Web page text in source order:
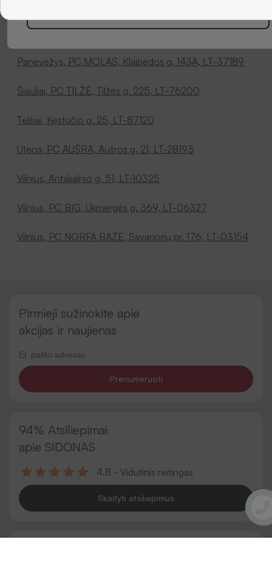
Marijampolė, PC IKI, Vytauto g. 48A, LT-68296
Panevėžys, PC MOLAS, Klaipėdos g. 143A, LT-37189
Šiauliai, PC TILŽĖ, Tilžės g. 225, LT-76200
Telšiai, Kęstučio g. 25, LT-87120
Utena, PC AUŠRA, Aušros g. 21, LT‑28193
Vilnius, Antakalnio g. 51, LT-10325
Vilnius, PC BIG, Ukmergės g. 369, LT-06327
Vilnius, PC NORFA BAZĖ, Savanorių pr. 176, LT-03154
Pirmieji sužinokite apie
akcijas ir naujienas
Prenumeruoti
94% Atsiliepimai
apie SIDONAS
4.8 - Vidutinis reitingas
Skaityti atsiliepimus